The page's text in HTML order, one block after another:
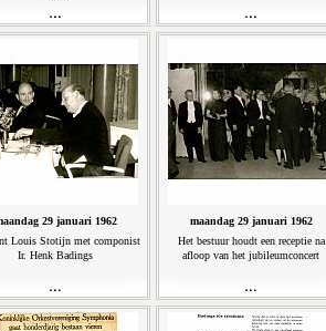
29 januari 1962
Louis Stotijn met componist
Ir. Henk Badings
maandag 29 januari 1962
Het bestuur houdt een receptie na
afloop van het jubileumconcert